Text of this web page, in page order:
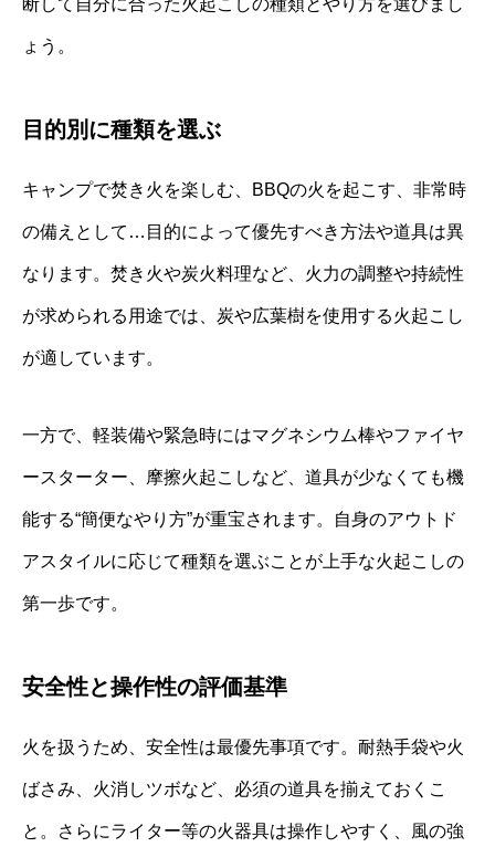
ょう。
目的別に種類を選ぶ
キャンプで焚き火を楽しむ、BBQの火を起こす、非常時
の備えとして…目的によって優先すべき方法や道具は異
なります。焚き火や炭火料理など、火力の調整や持続性
が求められる用途では、炭や広葉樹を使用する火起こし
が適しています。
一方で、軽装備や緊急時にはマグネシウム棒やファイヤ
ースターター、摩擦火起こしなど、道具が少なくても機
能する“簡便なやり方”が重宝されます。自身のアウトド
アスタイルに応じて種類を選ぶことが上手な火起こしの
第一歩です。
安全性と操作性の評価基準
火を扱うため、安全性は最優先事項です。耐熱手袋や火
ばさみ、火消しツボなど、必須の道具を揃えておくこ
と。さらにライター等の火器具は操作しやすく、風の強